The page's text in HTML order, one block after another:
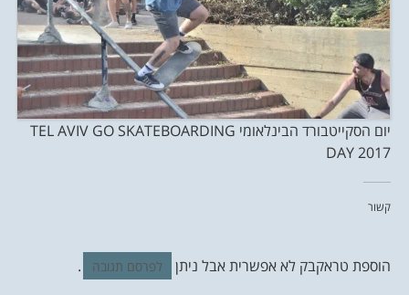
יום הסקייטבורד הבינלאומי TEL AVIV GO SKATEBOARDING
DAY 2017
קשור
הוספת טראקבק לא אפשרית אבל ניתן לפרסם תגובה .